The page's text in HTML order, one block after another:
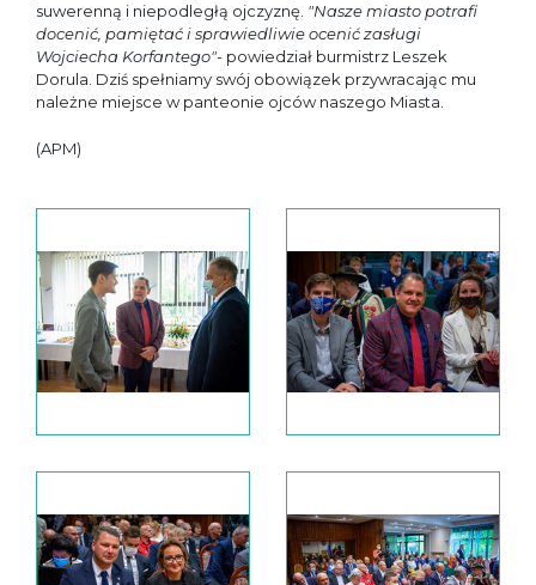
suwerenną i niepodległą ojczyznę. "Nasze miasto potrafi
docenić, pamiętać i sprawiedliwie ocenić zasługi
Wojciecha Korfantego"- powiedział burmistrz Leszek
Dorula. Dziś spełniamy swój obowiązek przywracając mu
należne miejsce w panteonie ojców naszego Miasta.
(APM)